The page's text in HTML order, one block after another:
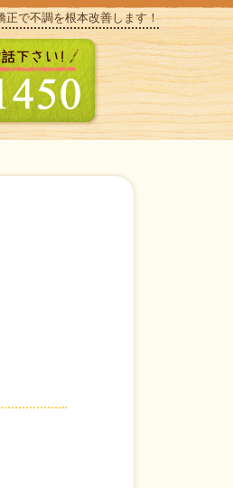
正で不調を根本改善します！